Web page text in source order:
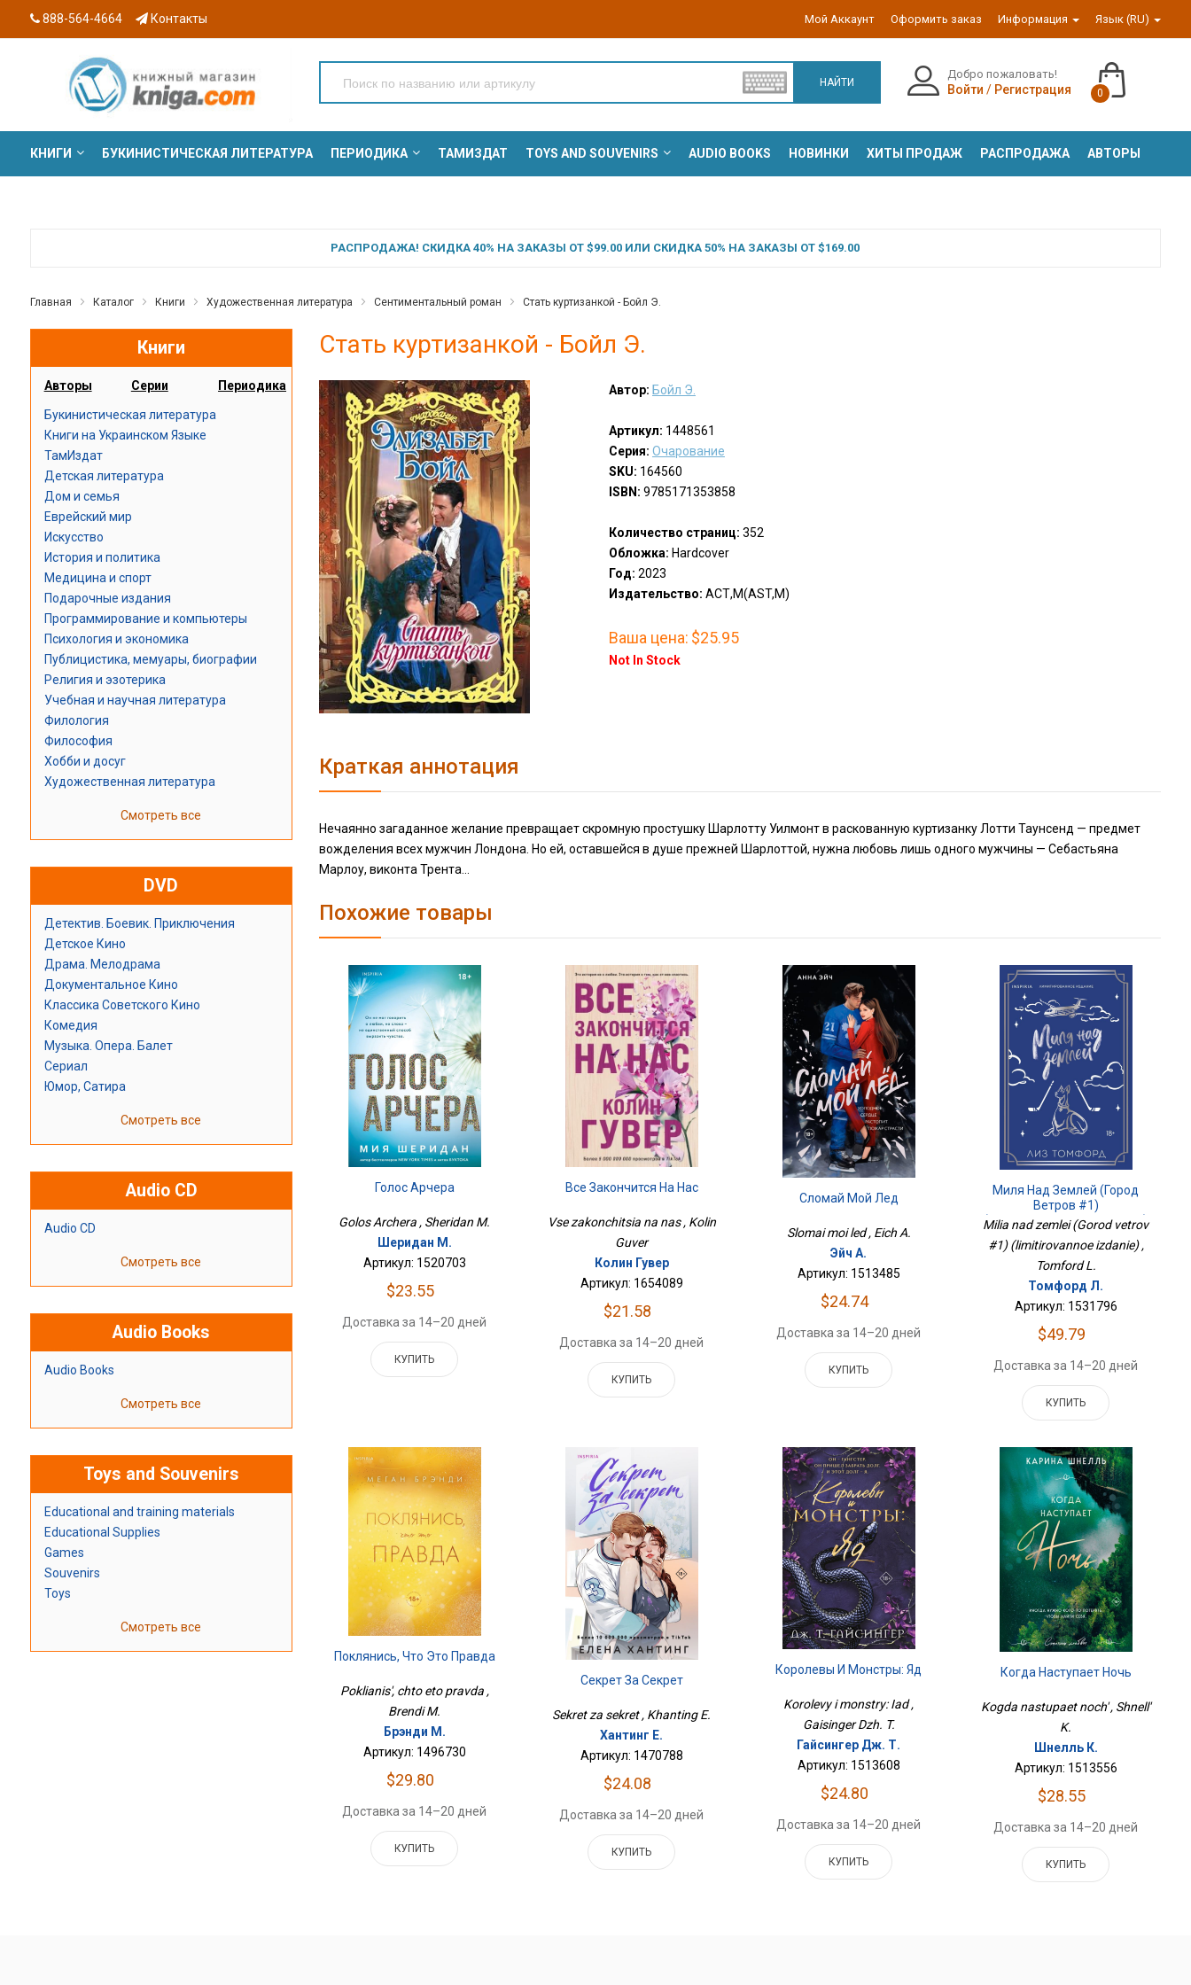
888-564-4664 Контакты Мой Аккаунт Оформить заказ Информация Язык (RU)
НАЙТИ
Добро пожаловать!
Войти / Регистрация 0
КНИГИ БУКИНИСТИЧЕСКАЯ ЛИТЕРАТУРА ПЕРИОДИКА ТАМИЗДАТ TOYS AND SOUVENIRS AUDIO BOOKS НОВИНКИ ХИТЫ ПРОДАЖ РАСПРОДАЖА АВТОРЫ
РАСПРОДАЖА! СКИДКА 40% НА ЗАКАЗЫ ОТ $99.00 ИЛИ СКИДКА 50% НА ЗАКАЗЫ ОТ $169.00
Главная Каталог Книги Художественная литература Сентиментальный роман Стать куртизанкой - Бойл Э.
Книги
Авторы Серии Периодика
Букинистическая литература
Книги на Украинском Языке
ТамИздат
Детская литература
Дом и семья
Еврейский мир
Искусство
История и политика
Медицина и спорт
Подарочные издания
Программирование и компьютеры
Психология и экономика
Публицистика, мемуары, биографии
Религия и эзотерика
Учебная и научная литература
Филология
Философия
Хобби и досуг
Художественная литература
Смотреть все
DVD
Детектив. Боевик. Приключения
Детское Кино
Драма. Мелодрама
Документальное Кино
Классика Советского Кино
Комедия
Музыка. Опера. Балет
Сериал
Юмор, Сатира
Смотреть все
Audio CD
Audio CD
Смотреть все
Audio Books
Audio Books
Смотреть все
Toys and Souvenirs
Educational and training materials
Educational Supplies
Games
Souvenirs
Toys
Смотреть все
Стать куртизанкой - Бойл Э.
Автор: Бойл Э.
Артикул: 1448561
Серия: Очарование
SKU: 164560
ISBN: 9785171353858
Количество страниц: 352
Обложка: Hardcover
Год: 2023
Издательство: АСТ,М(AST,M)
Ваша цена: $25.95
Not In Stock
Краткая аннотация
Нечаянно загаданное желание превращает скромную простушку Шарлотту Уилмонт в раскованную куртизанку Лотти Таунсенд — предмет
вожделения всех мужчин Лондона. Но ей, оставшейся в душе прежней Шарлоттой, нужна любовь лишь одного мужчины — Себастьяна
Марлоу, виконта Трента...
Похожие товары
Голос Арчера
Golos Archera , Sheridan M.
Шеридан М.
Артикул: 1520703
$23.55
Доставка за 14–20 дней
КУПИТЬ
Все Закончится На Нас
Vse zakonchitsia na nas , Kolin
Guver
Колин Гувер
Артикул: 1654089
$21.58
Доставка за 14–20 дней
КУПИТЬ
Сломай Мой Лед
Slomai moi led , Eich A.
Эйч А.
Артикул: 1513485
$24.74
Доставка за 14–20 дней
КУПИТЬ
Миля Над Землей (Город
Ветров #1)
(лимитированное Издание)
Milia nad zemlei (Gorod vetrov
#1) (limitirovannoe izdanie) ,
Tomford L.
Томфорд Л.
Артикул: 1531796
$49.79
Доставка за 14–20 дней
КУПИТЬ
Поклянись, Что Это Правда
Poklianis', chto eto pravda ,
Brendi M.
Брэнди М.
Артикул: 1496730
$29.80
Доставка за 14–20 дней
КУПИТЬ
Секрет За Секрет
Sekret za sekret , Khanting E.
Хантинг Е.
Артикул: 1470788
$24.08
Доставка за 14–20 дней
КУПИТЬ
Королевы И Монстры: Яд
Korolevy i monstry: Iad ,
Gaisinger Dzh. T.
Гайсингер Дж. Т.
Артикул: 1513608
$24.80
Доставка за 14–20 дней
КУПИТЬ
Когда Наступает Ночь
Kogda nastupaet noch' , Shnell'
K.
Шнелль К.
Артикул: 1513556
$28.55
Доставка за 14–20 дней
КУПИТЬ